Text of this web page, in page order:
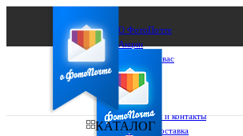
О ФотоПочте
Акции
Сделаем за вас
Бизнесу
FAQ
Франшиза
Поддержка и контакты
Оплата и доставка
КАТАЛОГ